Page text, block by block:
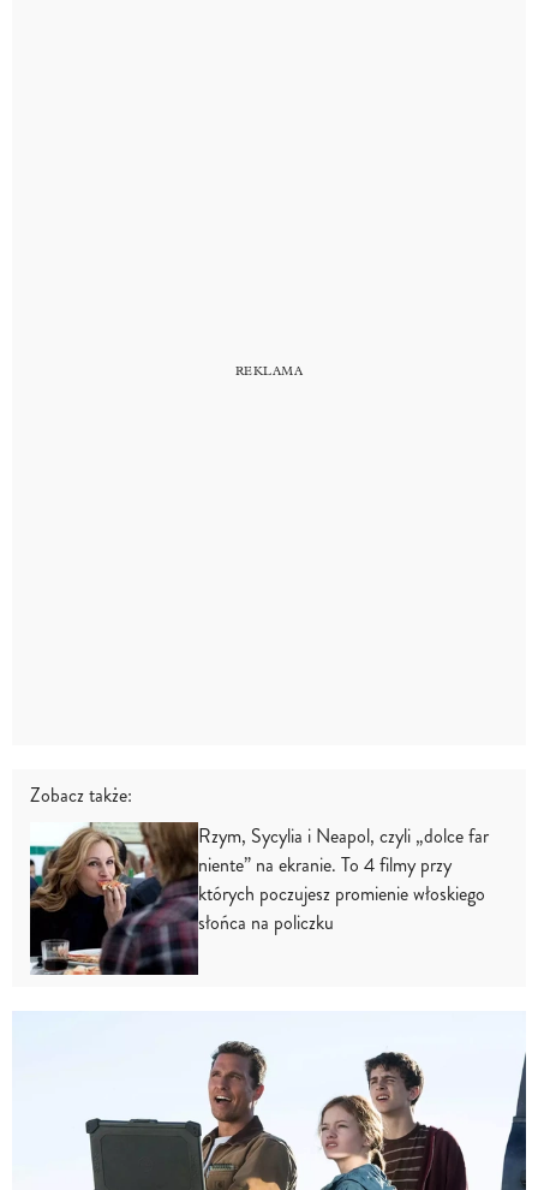
Zobacz także:
Rzym, Sycylia i Neapol, czyli „dolce far
niente” na ekranie. To 4 filmy przy
których poczujesz promienie włoskiego
słońca na policzku